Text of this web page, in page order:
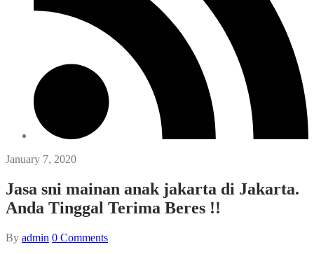
January 7, 2020
Jasa sni mainan anak jakarta di Jakarta.
Anda Tinggal Terima Beres !!
By admin 0 Comments